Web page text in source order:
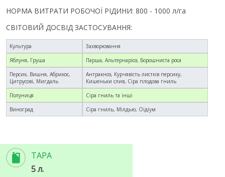
НОРМА ВИТРАТИ РОБОЧОЇ РІДИНИ: 800 - 1000 л/га
СВІТОВИЙ ДОСВІД ЗАСТОСУВАННЯ:
Культура
Захворювання
Яблуня, Груша
Парша, Альтернаріоз, Борошниста роса
Персик, Вишня, Абрикос,
Цитрусові, Мигдаль
Антракноз, Курчявість листків персику,
Кишеньки слив, Сіра плодова гниль
Полуниця
Сіра гниль та інші
Виноград
Сіра гниль, Мілдью, Оїдіум
ТАРА
5 л.